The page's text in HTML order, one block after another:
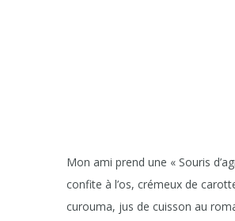
Mon ami prend une « Souris
confite à l’os, crémeux de
curouma, jus de cuisson au